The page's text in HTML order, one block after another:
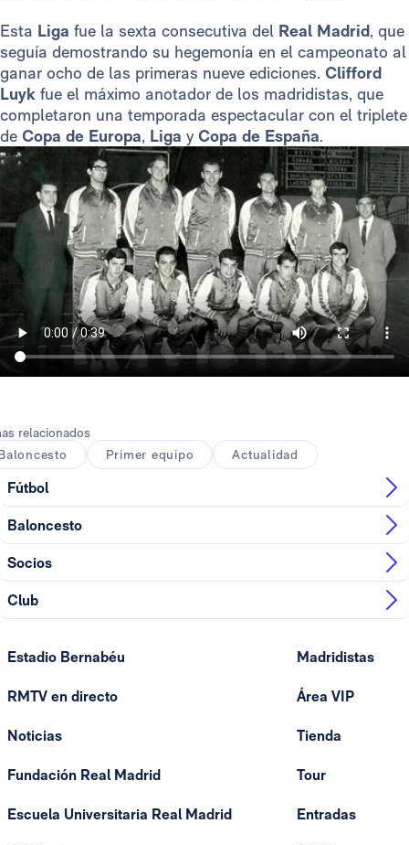
Esta Liga fue la sexta consecutiva del Real Madrid, que
seguía demostrando su hegemonía en el campeonato al
ganar ocho de las primeras nueve ediciones. Clifford
Luyk fue el máximo anotador de los madridistas, que
completaron una temporada espectacular con el triplete
de Copa de Europa, Liga yCopa de España.
relacionados
Primer equipo Actualidad
Fútbol
Baloncesto
Socios
Club
Estadio Bernabéu
RMTV en directo
Noticias
Fundación Real Madrid
Escuela Universitaria Real Madrid
Madridistas
Área VIP
Tienda
Tour
Entradas